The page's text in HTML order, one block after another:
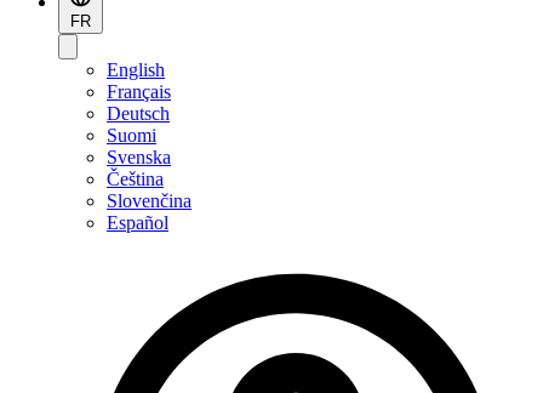
FR
English
Français
Deutsch
Suomi
Svenska
Čeština
Slovenčina
Español